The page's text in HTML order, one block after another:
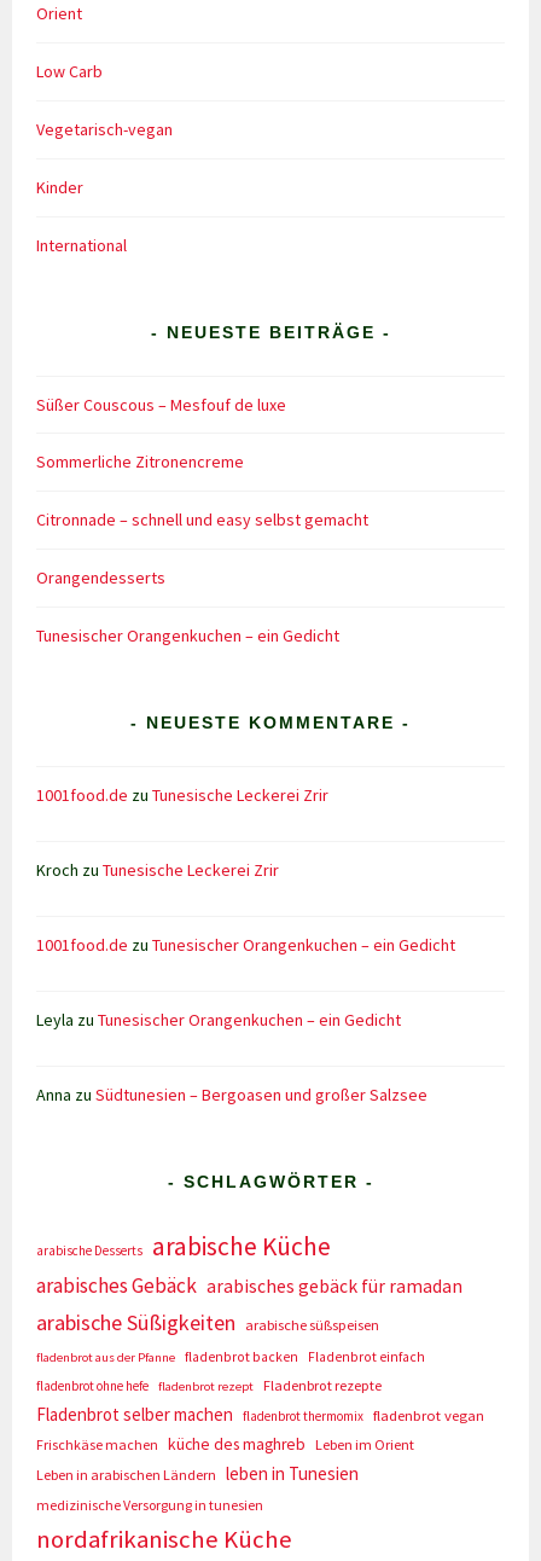
Orient
Low Carb
Vegetarisch-vegan
Kinder
International
- NEUESTE BEITRÄGE -
Süßer Couscous – Mesfouf de luxe
Sommerliche Zitronencreme
Citronnade – schnell und easy selbst gemacht
Orangendesserts
Tunesischer Orangenkuchen – ein Gedicht
- NEUESTE KOMMENTARE -
1001food.de zuTunesische Leckerei Zrir
Kroch zuTunesische Leckerei Zrir
1001food.de zuTunesischer Orangenkuchen – ein Gedicht
Leyla zuTunesischer Orangenkuchen – ein Gedicht
Anna zuSüdtunesien – Bergoasen und großer Salzsee
- SCHLAGWÖRTER -
arabische Desserts arabische Küche
arabisches Gebäck arabisches gebäck für ramadan
arabische Süßigkeiten arabische süßspeisen
fladenbrot aus der Pfanne fladenbrot backen
Fladenbrot einfach
fladenbrot ohne hefe
fladenbrot rezept Fladenbrot rezepte
Fladenbrot selber machen fladenbrot thermomix fladenbrot vegan
Frischkäse machen
küche des maghreb
Leben im Orient
Leben in arabischen Ländern
leben in Tunesien
medizinische Versorgung in tunesien
nordafrikanische Küche